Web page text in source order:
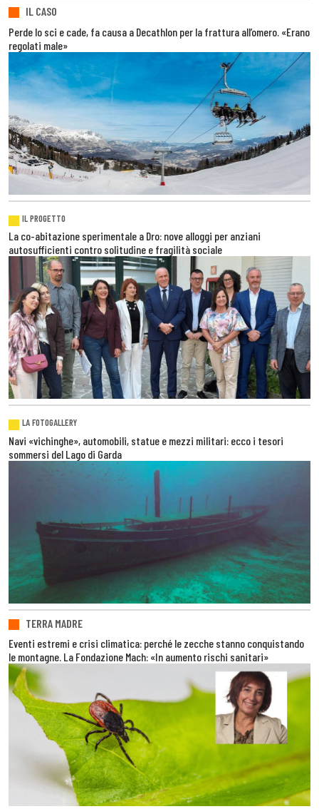
IL CASO
Perde lo sci e cade, fa causa a Decathlon per la frattura all’omero. «Erano
regolati male»
IL PROGETTO
La co-abitazione sperimentale a Dro: nove alloggi per anziani
autosufficienti contro solitudine e fragilità sociale
LA FOTOGALLERY
Navi «vichinghe», automobili, statue e mezzi militari: ecco i tesori
sommersi del Lago di Garda
TERRA MADRE
Eventi estremi e crisi climatica: perché le zecche stanno conquistando
le montagne. La Fondazione Mach: «In aumento rischi sanitari»